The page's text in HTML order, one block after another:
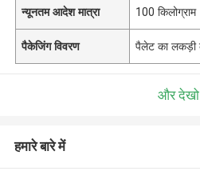
न्यूनतम आदेश मात्रा 100 किलोग्राम
पैकेजिंग विवरण पैलेट का लकड़ी
और देखो
हमारे बारे में